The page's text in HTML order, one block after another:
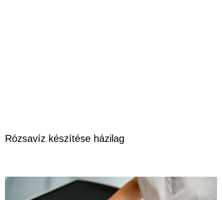
Rózsavíz készítése házilag